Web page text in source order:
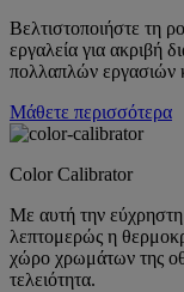
Βελτιστοποιήστε τη
εργαλεία για ακριβή
πολλαπλών εργασιών
Μάθετε περισσότερα
Color Calibrator
Με αυτή την
λεπτομερώς η
χώρο χρωμάτων της
τελειότητα.